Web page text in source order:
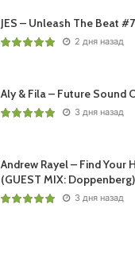
JES – Unleash The Beat
2 дня назад
Aly & Fila – Future Sound
3 дня назад
Andrew Rayel – Find Your
(GUEST MIX: Doppenberg)
3 дня назад